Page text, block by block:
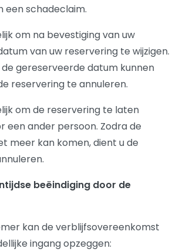
een schadeclaim.
om na bevestiging van uw
van uw reservering te wijzigen.
gereserveerde datum kunnen
reservering te annuleren.
om de reservering te laten
een ander persoon. Zodra de
meer kan komen, dient u de
beëindiging door de
kan de verblijfsovereenkomst
ingang opzeggen: